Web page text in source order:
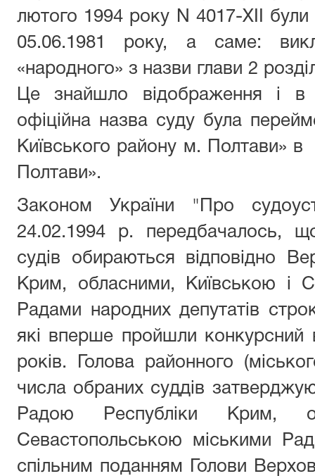
лютого 1994 року N 4017-XII були
05.06.1981 року, а саме:
«народного» з назви глави 2
Це знайшло відображення і в
офіційна назва суду була
Київського району м. Полтави»
Полтави».
Законом України "Про
24.02.1994 р. передбачалось,
судів обираються відповідно
Крим, обласними, Київською і
Радами народних депутатів
які вперше пройшли конкурсний
років. Голова районного
числа обраних суддів
Радою Республіки Крим,
Севастопольською міськими
спільним поданням Голови